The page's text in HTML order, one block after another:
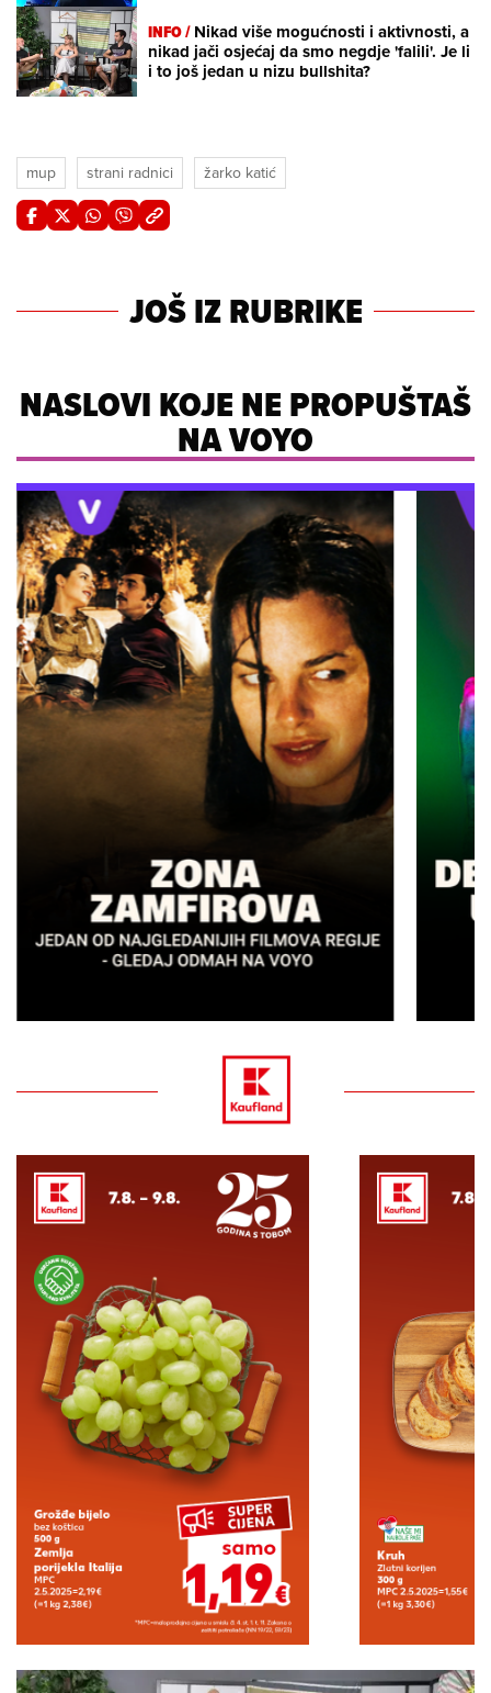
INFO /Nikad više mogućnosti i aktivnosti, a
nikad jači osjećaj da smo negdje 'falili'. Je li
i to još jedan u nizu bullshita?
mup strani radnici žarko katić
JOŠ IZ RUBRIKE
NASLOVI KOJE NE PROPUŠTAŠ
NA VOYO